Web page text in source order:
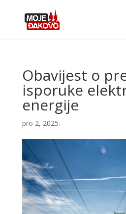
Obavijest o
isporuke
energije
pro 2, 2025.